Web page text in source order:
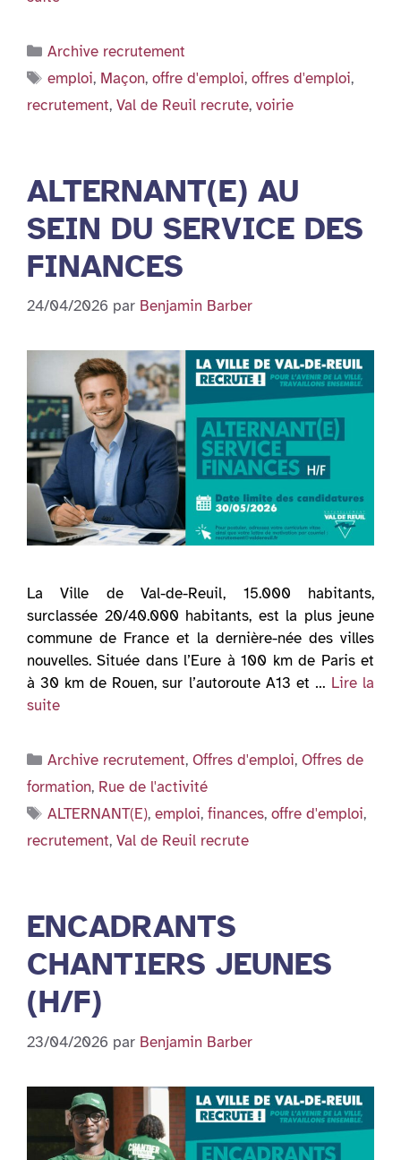
Catégories
Archive recrutement
Étiquettes
emploi, Maçon,offre d'emploi,offres d'emploi,
recrutement, Val de Reuil recrute, voirie
ALTERNANT(E) AU
SEIN DU SERVICE DES
FINANCES
24/04/2026 par Benjamin Barber
La Ville de Val-de-Reuil, 15.000 habitants,
surclassée 20/40.000 habitants, est la plus jeune
commune de France et la dernière-née des villes
nouvelles. Située dans l’Eure à 100 km de Paris et
à 30 km de Rouen, sur l’autoroute A13 et … Lire la
suite
Catégories
Archive recrutement, Offres d'emploi, Offres de
formation, Rue de l'activité
Étiquettes
ALTERNANT(E),emploi,finances,offre d'emploi,
recrutement, Val de Reuil recrute
ENCADRANTS
CHANTIERS JEUNES
(H/F)
23/04/2026 par Benjamin Barber